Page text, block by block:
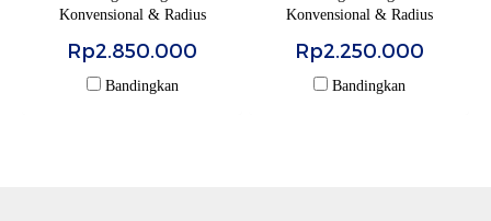
Konvensional & Radius
Sekitarnya
Rp2.850.000
Bandingkan
Konvensional & Radius
Sekitarnya
Rp2.250.000
Bandingkan